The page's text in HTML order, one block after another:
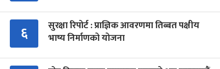
६
सुरक्षा रिपोर्ट : प्राज्ञिक आवरणमा तिब्बत पक्षीय
भाष्य निर्माणको योजना